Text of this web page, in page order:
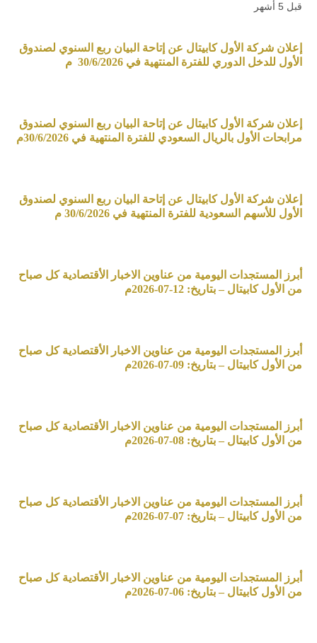
قبل 5 أشهر
إعلان شركة الأول كابيتال عن إتاحة البيان ربع السنوي لصندوق
الأول للدخل الدوري للفترة المنتهية في 30/6/2026 م
إعلان شركة الأول كابيتال عن إتاحة البيان ربع السنوي لصندوق
مرابحات الأول بالريال السعودي للفترة المنتهية في 30/6/2026م
إعلان شركة الأول كابيتال عن إتاحة البيان ربع السنوي لصندوق
الأول للأسهم السعودية للفترة المنتهية في 30/6/2026 م
أبرز المستجدات اليومية من عناوين الاخبار الأقتصادية كل صباح
من الأول كابيتال – بتاريخ: 12-07-2026م
أبرز المستجدات اليومية من عناوين الاخبار الأقتصادية كل صباح
من الأول كابيتال – بتاريخ: 09-07-2026م
أبرز المستجدات اليومية من عناوين الاخبار الأقتصادية كل صباح
من الأول كابيتال – بتاريخ: 08-07-2026م
أبرز المستجدات اليومية من عناوين الاخبار الأقتصادية كل صباح
من الأول كابيتال – بتاريخ: 07-07-2026م
أبرز المستجدات اليومية من عناوين الاخبار الأقتصادية كل صباح
من الأول كابيتال – بتاريخ: 06-07-2026م